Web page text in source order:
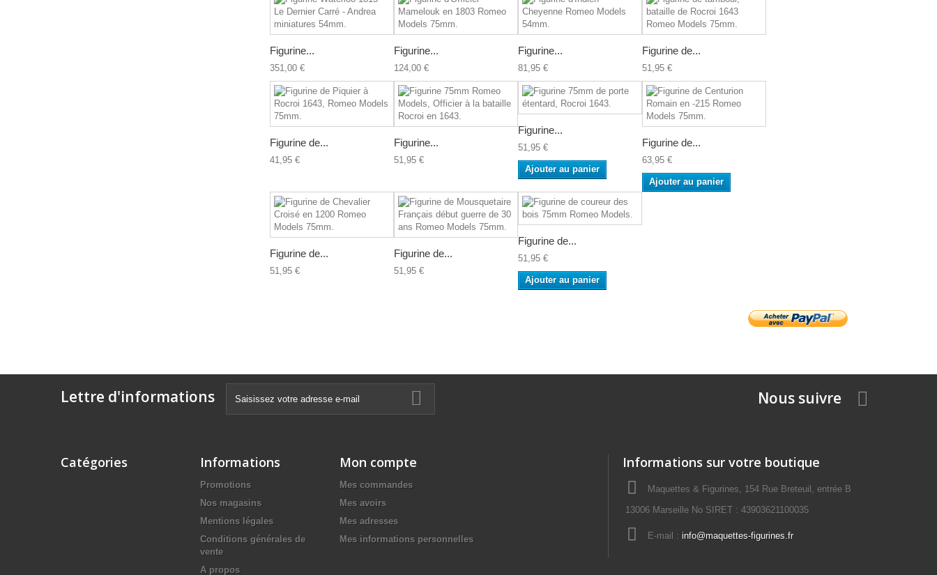
Figurine...
351,00 €
Figurine...
124,00 €
Figurine...
81,95 €
Figurine de...
51,95 €
Figurine de...
41,95 €
Figurine...
51,95 €
Figurine...
51,95 €
Ajouter au panier
Figurine de...
63,95 €
Ajouter au panier
Figurine de...
51,95 €
Figurine de...
51,95 €
Figurine de...
51,95 €
Ajouter au panier
Lettre d'informations Nous suivre
Catégories Informations
Promotions
Nos magasins
Mentions légales
Conditions générales de
vente
A propos
Mon compte
Mes commandes
Mes avoirs
Mes adresses
Mes informations personnelles
Informations sur votre boutique
Maquettes & Figurines, 154 Rue Breteuil, entrée B
13006 Marseille No SIRET : 43903621100035
E-mail : info@maquettes-figurines.fr